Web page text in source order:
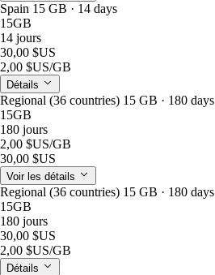
Spain 15 GB · 14 days
15GB
14 jours
30,00 $US
2,00 $US/GB
Détails
Regional (36 countries) 15 GB · 180 days
15GB
180 jours
2,00 $US/GB
30,00 $US
Voir les détails
Regional (36 countries) 15 GB · 180 days
15GB
180 jours
30,00 $US
2,00 $US/GB
Détails